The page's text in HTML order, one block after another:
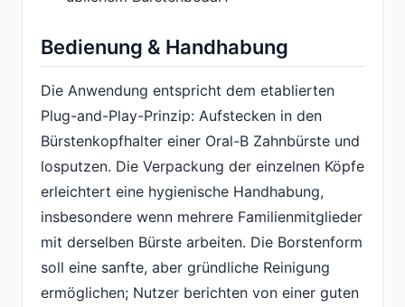
Bedienung & Handhabung
Die Anwendung entspricht dem etablierten
Plug-and-Play-Prinzip: Aufstecken in den
Bürstenkopfhalter einer Oral-B Zahnbürste und
losputzen. Die Verpackung der einzelnen Köpfe
erleichtert eine hygienische Handhabung,
insbesondere wenn mehrere Familienmitglieder
mit derselben Bürste arbeiten. Die Borstenform
soll eine sanfte, aber gründliche Reinigung
ermöglichen; Nutzer berichten von einer guten